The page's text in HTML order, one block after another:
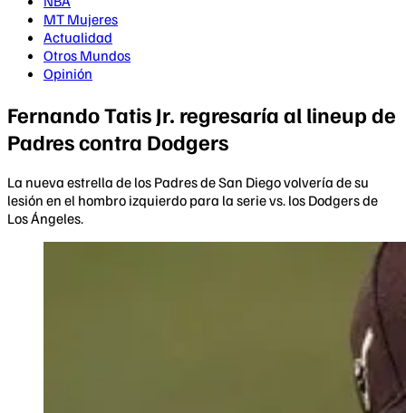
MT Mujeres
Actualidad
Otros Mundos
Opinión
Fernando Tatis Jr. regresaría al lineup de
Padres contra Dodgers
La nueva estrella de los Padres de San Diego volvería de su
lesión en el hombro izquierdo para la serie vs. los Dodgers de
Los Ángeles.